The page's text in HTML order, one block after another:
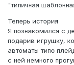
"типичная
Теперь история
Я познакомился с
подарив игрушку,
автоматы типо
с ней немного